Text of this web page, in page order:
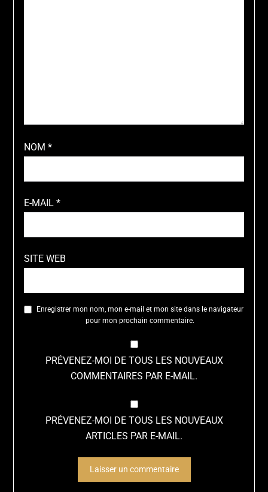
NOM *
E-MAIL *
SITE WEB
Enregistrer mon nom, mon e-mail et mon site dans le navigateur
pour mon prochain commentaire.
PRÉVENEZ-MOI DE TOUS LES NOUVEAUX
COMMENTAIRES PAR E-MAIL.
PRÉVENEZ-MOI DE TOUS LES NOUVEAUX
ARTICLES PAR E-MAIL.